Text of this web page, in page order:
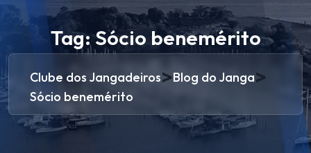
Tag:Sócio benemérito
Clube dos Jangadeiros>Blog do Janga>
Sócio benemérito